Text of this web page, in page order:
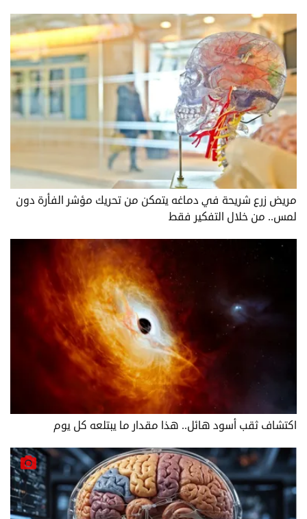
مريض زرع شريحة في دماغه يتمكن من تحريك مؤشر الفأرة دون
لمس.. من خلال التفكير فقط
اكتشاف ثقب أسود هائل.. هذا مقدار ما يبتلعه كل يوم